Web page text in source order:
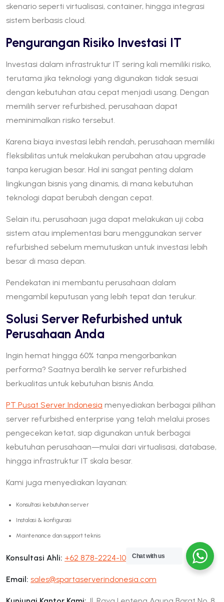
skenario seperti virtualisasi, container, hingga integrasi
sistem berbasis cloud.
Pengurangan Risiko Investasi IT
Investasi dalam infrastruktur IT sering kali memiliki risiko,
terutama jika teknologi yang digunakan tidak sesuai
dengan kebutuhan atau cepat menjadi usang. Dengan
memilih server refurbished, perusahaan dapat
meminimalkan risiko tersebut.
Karena biaya investasi lebih rendah, perusahaan memiliki
fleksibilitas untuk melakukan perubahan atau upgrade
tanpa kerugian besar. Hal ini sangat penting dalam
lingkungan bisnis yang dinamis, di mana kebutuhan
teknologi dapat berubah dengan cepat.
Selain itu, perusahaan juga dapat melakukan uji coba
sistem atau implementasi baru menggunakan server
refurbished sebelum memutuskan untuk investasi lebih
besar di masa depan.
Pendekatan ini membantu perusahaan dalam
mengambil keputusan yang lebih tepat dan terukur.
Solusi Server Refurbished untuk
Perusahaan Anda
Ingin hemat hingga 60% tanpa mengorbankan
performa? Saatnya beralih ke server refurbished
berkualitas untuk kebutuhan bisnis Anda.
PT Pusat Server Indonesia menyediakan berbagai pilihan
server refurbished enterprise yang telah melalui proses
pengecekan ketat, siap digunakan untuk berbagai
kebutuhan perusahaan—mulai dari virtualisasi, database,
hingga infrastruktur IT skala besar.
Kami juga menyediakan layanan:
Konsultasi kebutuhan server
Instalasi & konfigurasi
Maintenance dan support teknis
Konsultasi Ahli: +62 878-2224-1000
Email: sales@spartaserverindonesia.com
Chat with us